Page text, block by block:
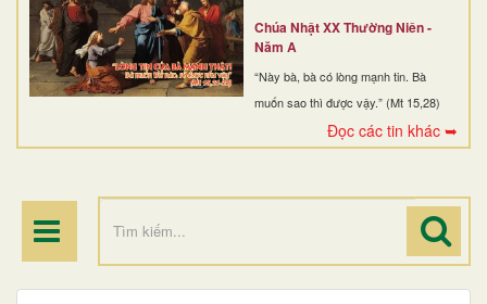
Chúa Nhật XX Thường Niên -
Năm A
“Này bà, bà có lòng mạnh tin. Bà
muốn sao thì được vậy.” (Mt 15,28)
Đọc các tin khác ➥
BAN MỤC VỤ
ĐOÀN THỂ CG
ĐIỂM HÀNH HƯƠNG